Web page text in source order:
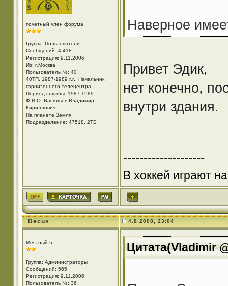
почетный член форума
Группа: Пользователи
Сообщений: 4 418
Регистрация: 9.11.2006
Из: г.Москва
Пользователь №: 40
40ТП, 1987-1989 г.г., Начальник
гарнизонного телецентра
Период службы: 1987-1989
Ф.И.О.:Васильев Владимир
Кириллович
На планете Земля
Подразделение: 47518, 2ТБ
Наверное
Привет Эдик,
нет конечно,
внутри здания.
--------------------
В хоккей играют
Decus 4.8.2008, 23:04
Местный я.
Группа: Администраторы
Сообщений: 565
Регистрация: 9.11.2006
Пользователь №: 36
Цитата(Vladimir